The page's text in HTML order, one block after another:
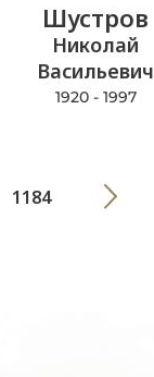
Шустров
Николай
Васильевич
1920 - 1997
1184